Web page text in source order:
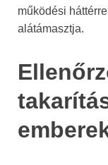
működési
alátámasztja.